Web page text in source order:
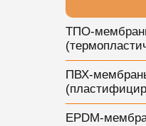
ТПО-
ПВХ-
EPDM-